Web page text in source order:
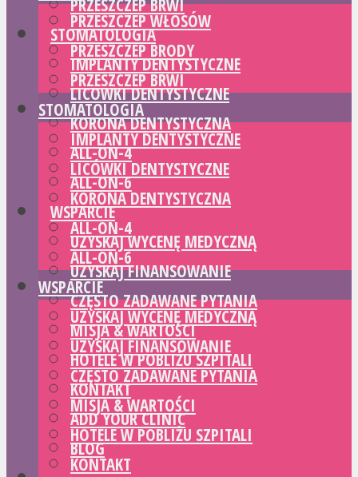
PRZESZCZEP BRWI
STOMATOLOGIA
IMPLANTY DENTYSTYCZNE
LICÓWKI DENTYSTYCZNE
KORONA DENTYSTYCZNA
ALL-ON-4
ALL-ON-6
WSPARCIE
UZYSKAJ WYCENĘ MEDYCZNĄ
UZYSKAJ FINANSOWANIE
CZĘSTO ZADAWANE PYTANIA
MISJA & WARTOŚCI
HOTELE W POBLIŻU SZPITALI
KONTAKT
ADD YOUR CLINIC
BLOG
PRZESZCZEP WŁOSÓW
PRZESZCZEP BRODY
PRZESZCZEP BRWI
STOMATOLOGIA
IMPLANTY DENTYSTYCZNE
LICÓWKI DENTYSTYCZNE
KORONA DENTYSTYCZNA
ALL-ON-4
ALL-ON-6
WSPARCIE
UZYSKAJ WYCENĘ MEDYCZNĄ
UZYSKAJ FINANSOWANIE
CZĘSTO ZADAWANE PYTANIA
MISJA & WARTOŚCI
HOTELE W POBLIŻU SZPITALI
KONTAKT